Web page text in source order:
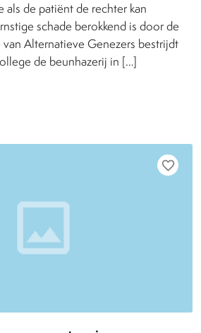
als de patiënt de rechter kan
schade berokkend is door de
van Alternatieve Genezers bestrijdt
de beunhazerij in […]
favorite_border